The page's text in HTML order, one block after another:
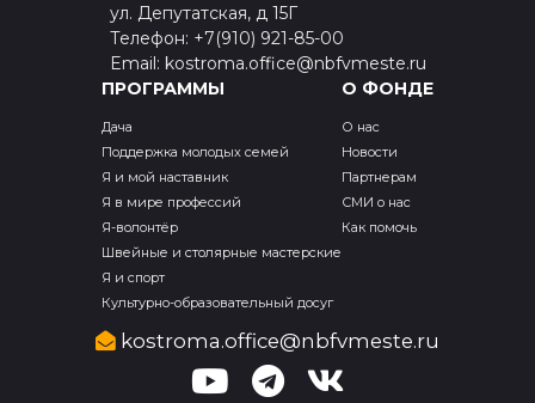
ул. Депутатская, д 15Г
Телефон: +7(910) 921-85-00
Email: kostroma.office@nbfvmeste.ru
ПРОГРАММЫ
Дача
Поддержка молодых семей
Я и мой наставник
Я в мире профессий
Я-волонтёр
Швейные и столярные мастерские
Я и спорт
Культурно-образовательный досуг
О ФОНДЕ
О нас
Новости
Партнерам
СМИ о нас
Как помочь
kostroma.office@nbfvmeste.ru